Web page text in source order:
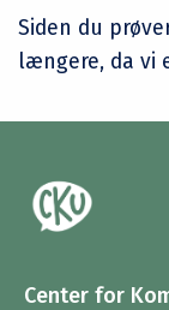
Siden du
længere, da vi
Center for